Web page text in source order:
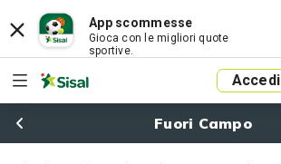
App scommesse
Gioca con le migliori quote
sportive.
Accedi
Fuori Campo